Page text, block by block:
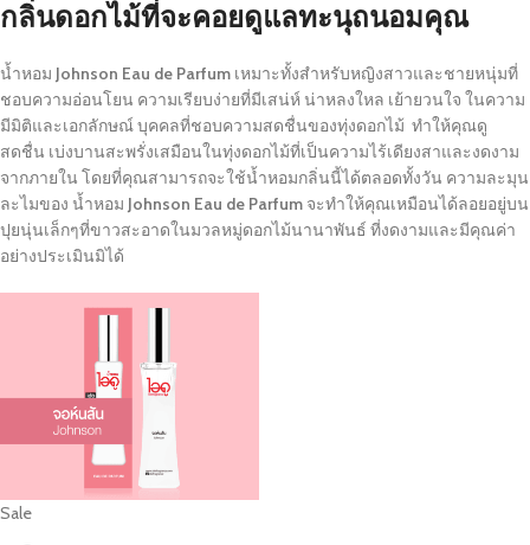
กลิ่นดอกไม้ที่จะคอยดูแลทะนุถนอมคุณ
น้ำหอม Johnson Eau de Parfum เหมาะทั้งสำหรับหญิงสาวและชายหนุ่มที่
ชอบความอ่อนโยน ความเรียบง่ายที่มีเสน่ห์ น่าหลงใหล เย้ายวนใจ ในความ
มีมิติและเอกลักษณ์ บุคคลที่ชอบความสดชื่นของทุ่งดอกไม้ ทำให้คุณดู
สดชื่น เบ่งบานสะพรั่งเสมือนในทุ่งดอกไม้ที่เป็นความไร้เดียงสาและงดงาม
จากภายใน โดยที่คุณสามารถจะใช้น้ำหอมกลิ่นนี้ได้ตลอดทั้งวัน ความละมุน
ละไมของ น้ำหอม Johnson Eau de Parfum จะทำให้คุณเหมือนได้ลอยอยู่บน
ปุยนุ่นเล็กๆที่ขาวสะอาดในมวลหมู่ดอกไม้นานาพันธ์ ที่งดงามและมีคุณค่า
อย่างประเมินมิได้
Sale